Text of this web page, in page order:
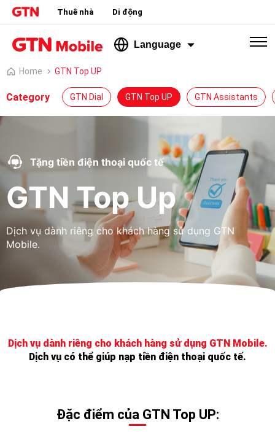
Thuê nhà Di động
Language
Home GTN Top UP
Category GTN Dial GTN Top UP GTN Assistants
Tặng tiền điện thoại quốc tế
GTN Top Up
Dịch vụ dành riêng cho khách hàng sử dụng GTN
Mobile.
Dịch vụ dành riêng cho khách hàng sử dụng GTN Mobile.
Dịch vụ có thể giúp nạp tiền điện thoại quốc tế.
Đặc điểm của GTN Top UP: